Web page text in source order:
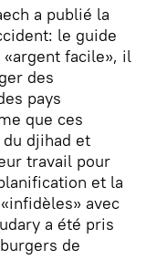
a publié la
le guide
facile», il
des
pays
que ces
djihad et
travail pour
et la
avec
a été pris
de